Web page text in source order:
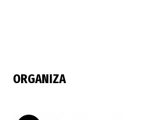
ORGANIZA